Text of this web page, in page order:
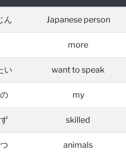
ん Japanese person
more
い want to speak
my
skilled
animals